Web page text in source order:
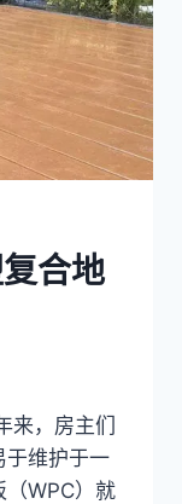
合地
来，房主们
于维护于一
（WPC）就